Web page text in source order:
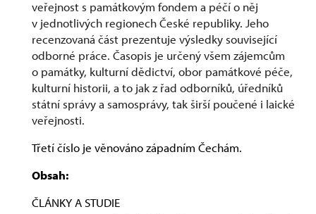
veřejnost s památkovým fondem a péčí o něj
v jednotlivých regionech České republiky. Jeho
recenzovaná část prezentuje výsledky související
odborné práce. Časopis je určený všem zájemcům
o památky, kulturní dědictví, obor památkové péče,
kulturní historii, a to jak z řad odborníků, úředníků
státní správy a samosprávy, tak širší poučené i laické
veřejnosti.
Třetí číslo je věnováno západním Čechám.
Obsah:
ČLÁNKY A STUDIE